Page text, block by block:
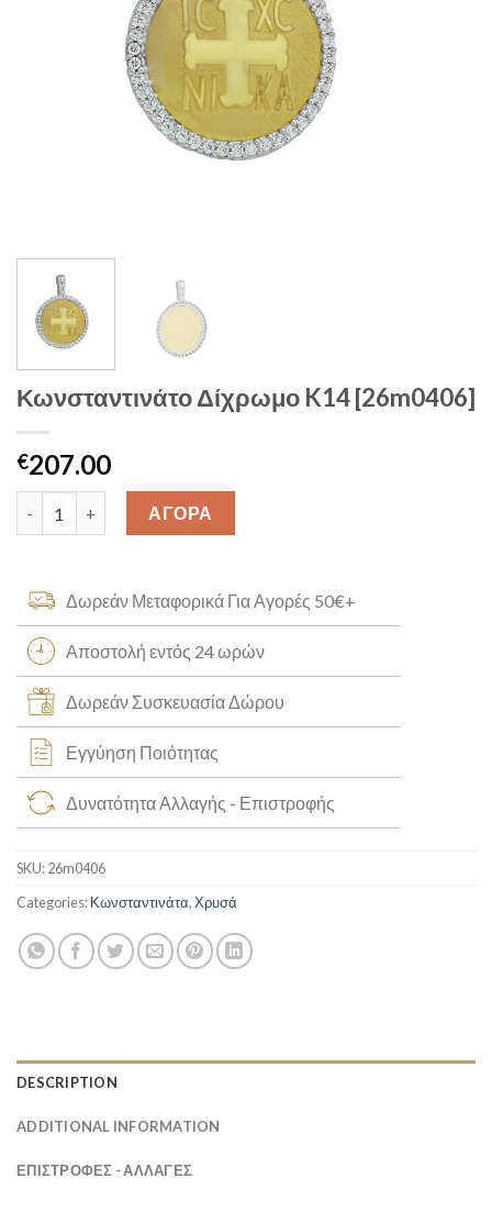
Κωνσταντινάτο Δίχρωμο K14 [26m0406]
€207.00
Κωνσταντινάτο Δίχρωμο K14 [26m0406] quantity
ΑΓΟΡΑ
Δωρεάν Μεταφορικά Για Αγορές 50€+
Αποστολή εντός 24 ωρών
Δωρεάν Συσκευασία Δώρου
Εγγύηση Ποιότητας
Δυνατότητα Αλλαγής - Επιστροφής
SKU:26m0406
Categories:Κωνσταντινάτα,Χρυσά
DESCRIPTION
ADDITIONAL INFORMATION
ΕΠΙΣΤΡΟΦΕΣ - ΑΛΛΑΓΕΣ